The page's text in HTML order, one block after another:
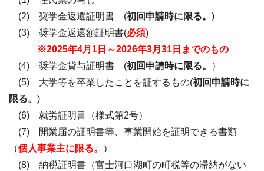
(2) 奨学金返還証明書 (初回申請時に限る。 )
(3) 奨学金返還額証明書(必須)
※2025年4月1日～2026年3月31日までのもの
(4) 奨学金貸与証明書 (初回申請時に限る。
）
(5) 大学等を卒業したことを証するもの(初回申請時に
限る。 )
(6) 就労証明書（様式第2号）
(7) 開業届の証明書等、事業開始を証明できる書類
（個人事業主に限る。
）
(8) 納税証明書（富士河口湖町の町税等の滞納がない